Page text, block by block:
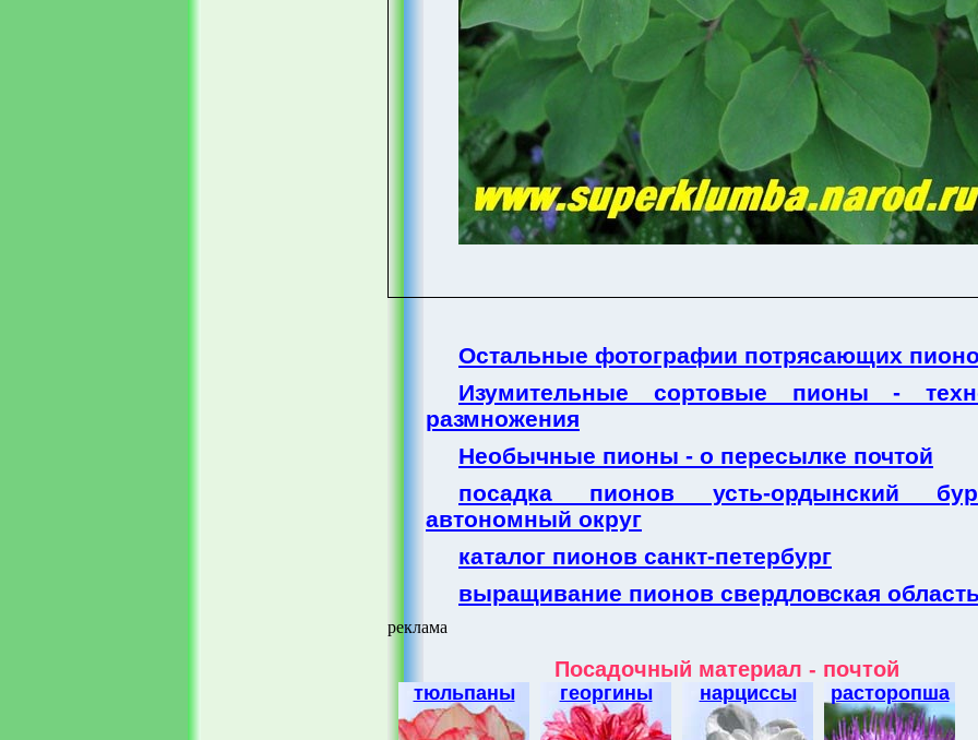
Остальные фотографии потрясающих
Изумительные сортовые пионы -
размножения
Необычные пионы - о пересылке почтой
посадка пионов усть-ордынский
автономный округ
каталог пионов санкт-петербург
выращивание пионов свердловская
реклама
Посадочный материал - почтой
тюльпаны георгины нарциссы расторопша